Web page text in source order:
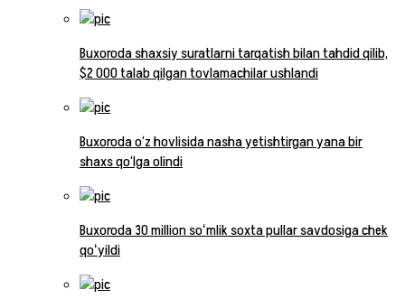
Buxoroda shaxsiy suratlarni tarqatish bilan tahdid qilib,
$2 000 talab qilgan tovlamachilar ushlandi
Buxoroda o‘z hovlisida nasha yetishtirgan yana bir
shaxs qo‘lga olindi
Buxoroda 30 million soʻmlik soxta pullar savdosiga chek
qoʻyildi